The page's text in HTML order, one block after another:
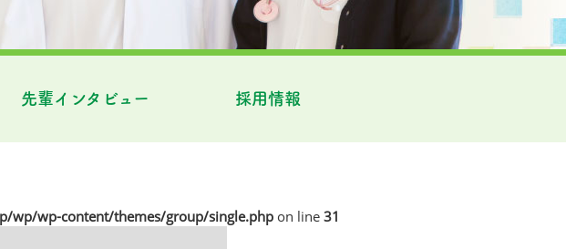
先輩インタビュー 採用情報
wp/wp-content/themes/group/single.php on line 31